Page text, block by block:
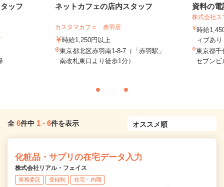
ッフ ネットカフェの店内スタッフ
カスタマカフェ 赤羽店
時給1,250円以上
東京都北区赤羽南1-8-7（「赤羽駅」
南改札東口より徒歩1分）
資料の
株式会社ス
時給
ィブあ
東京都
セブン
全 6件中 1 - 6件を表示
化粧品・サプリの在宅データ入力
株式会社リアル・フェイス
業務委託 登録制 在宅・内職